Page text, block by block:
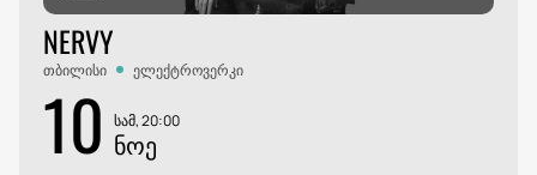
NERVY
თბილისი ელექტროვერკი
10 სამ, 20:00
ᲜᲝᲔ